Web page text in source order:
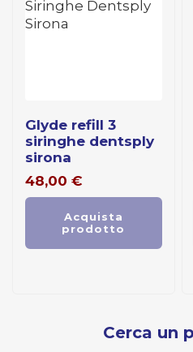
glyde refill 3
siringhe dentsply
sirona
48,00 €
Acquista
prodotto
Cerca un